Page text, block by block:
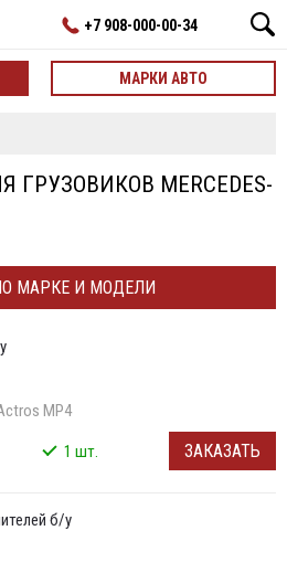
+7 908-000-00-34
МАРКИ АВТО
MERCEDES-
МАРКЕ И МОДЕЛИ
MP4
1 шт. ЗАКАЗАТЬ
б/у